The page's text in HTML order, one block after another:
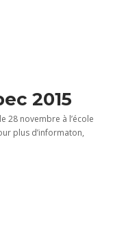
2015
28 novembre à l’école
plus d’informaton,